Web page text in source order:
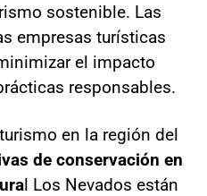
sostenible. Las
empresas turísticas
el impacto
responsables.
en la región del
de conservación en
l Los Nevados están